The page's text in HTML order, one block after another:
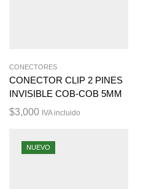
CONECTORES
CONECTOR CLIP 2 PINES
INVISIBLE COB-COB 5MM
$3,000 IVA incluido
NUEVO